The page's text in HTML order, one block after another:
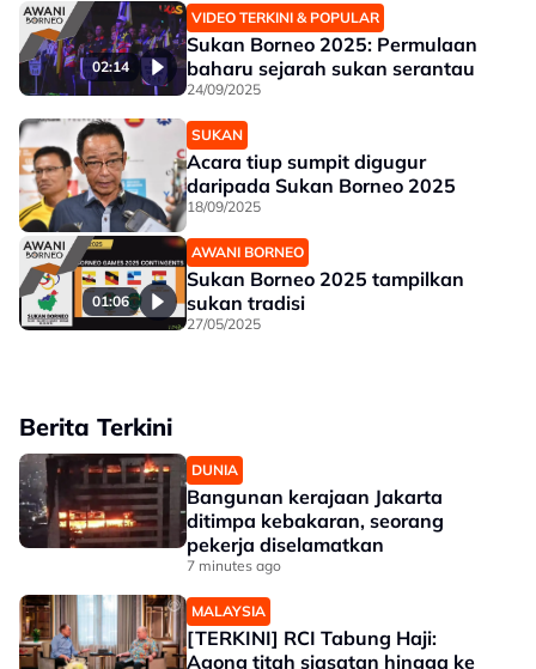
02:14
VIDEO TERKINI & POPULAR
Sukan Borneo 2025: Permulaan
baharu sejarah sukan serantau
24/09/2025
SUKAN
Acara tiup sumpit digugur
daripada Sukan Borneo 2025
18/09/2025
01:06
AWANI BORNEO
Sukan Borneo 2025 tampilkan
sukan tradisi
27/05/2025
Berita Terkini
DUNIA
Bangunan kerajaan Jakarta
ditimpa kebakaran, seorang
pekerja diselamatkan
7 minutes ago
MALAYSIA
[TERKINI] RCI Tabung Haji:
Agong titah siasatan hingga ke